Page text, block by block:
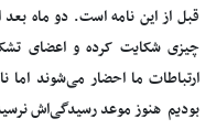
قبل از این نامه است. دو ماه
چیزی شکایت کرده و اعضای
ارتباطات ما احضار می‌شوند اما
بودیم هنوز موعد رسیدگی‌اش